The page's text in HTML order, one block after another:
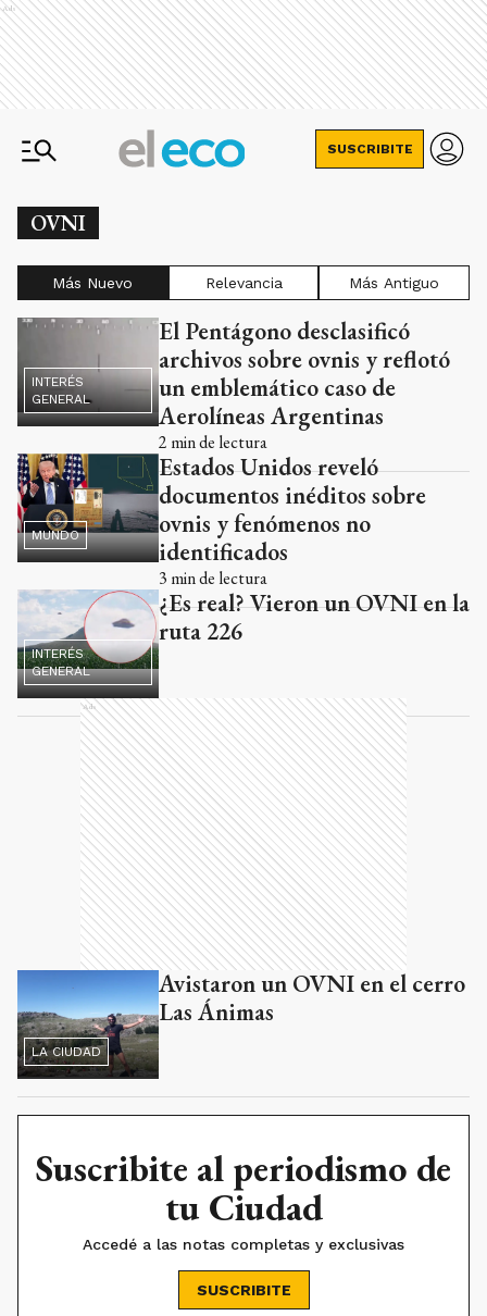
Ads
SUSCRIBITE
OVNI
Más Nuevo Relevancia Más Antiguo
INTERÉS
GENERAL
El Pentágono desclasificó
archivos sobre ovnis y reflotó
un emblemático caso de
Aerolíneas Argentinas
2 min de lectura
MUNDO
Estados Unidos reveló
documentos inéditos sobre
ovnis y fenómenos no
identificados
3 min de lectura
INTERÉS
GENERAL
¿Es real? Vieron un OVNI en la
ruta 226
Ads
LA CIUDAD
Avistaron un OVNI en el cerro
Las Ánimas
Suscribite al periodismo de
tu Ciudad
Accedé a las notas completas y exclusivas
SUSCRIBITE